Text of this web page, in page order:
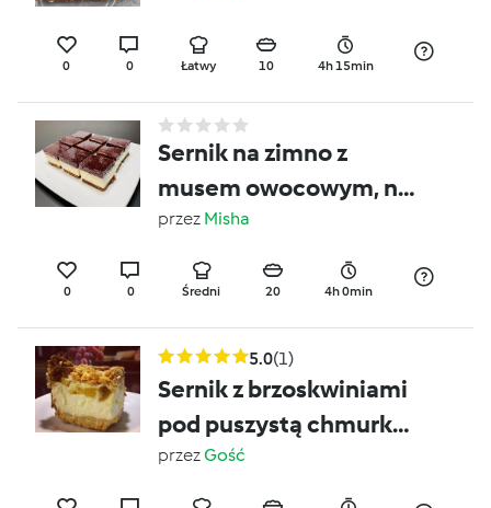
0 0 Łatwy 10 4h 15min
Sernik na zimno z
musem owocowym, na
kruchym,
czekoladowo-
orzechowym spodzie
przez Misha
0 0 Średni 20 4h 0min
5.0(1)
Sernik z brzoskwiniami
pod puszystą chmurką
na kruchym spodzie
przezGość